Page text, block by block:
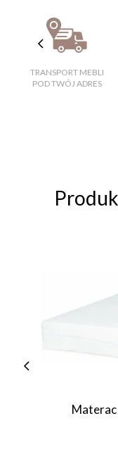
TRANSPORT MEBLI
POD TWÓJ ADRES